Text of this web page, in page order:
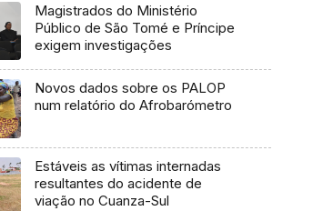
Magistrados do Ministério
Público de São Tomé e Príncipe
exigem investigações
Novos dados sobre os PALOP
num relatório do Afrobarómetro
Estáveis as vítimas internadas
resultantes do acidente de
viação no Cuanza-Sul